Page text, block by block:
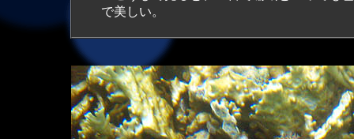
で美しい。